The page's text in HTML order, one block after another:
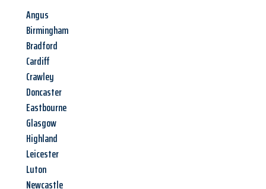
Angus
Birmingham
Bradford
Cardiff
Crawley
Doncaster
Eastbourne
Glasgow
Highland
Leicester
Luton
Newcastle